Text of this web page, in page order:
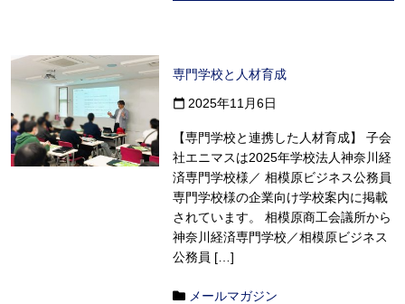
専門学校と人材育成
calendar_today 2025年11月6日
【専門学校と連携した人材育成】 子会
社エニマスは2025年学校法人神奈川経
済専門学校様／ 相模原ビジネス公務員
専門学校様の企業向け学校案内に掲載
されています。 相模原商工会議所から
神奈川経済専門学校／相模原ビジネス
公務員 […]
メールマガジン